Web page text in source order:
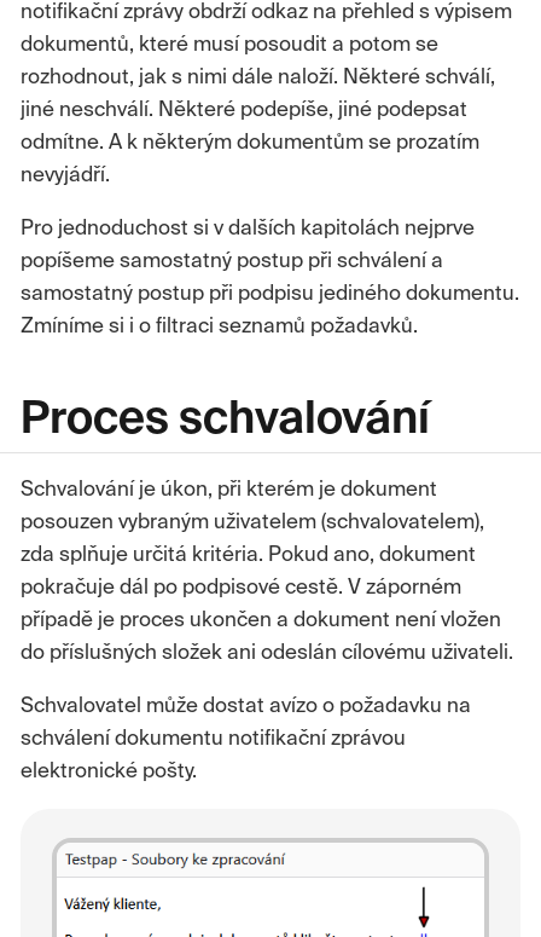
notifikační zprávy obdrží odkaz na přehled s výpisem
dokumentů, které musí posoudit a potom se
rozhodnout, jak s nimi dále naloží. Některé schválí,
jiné neschválí. Některé podepíše, jiné podepsat
odmítne. A k některým dokumentům se prozatím
nevyjádří.
Pro jednoduchost si v dalších kapitolách nejprve
popíšeme samostatný postup při schválení a
samostatný postup při podpisu jediného dokumentu.
Zmíníme si i o filtraci seznamů požadavků.
Proces schvalování
Schvalování je úkon, při kterém je dokument
posouzen vybraným uživatelem (schvalovatelem),
zda splňuje určitá kritéria. Pokud ano, dokument
pokračuje dál po podpisové cestě. V záporném
případě je proces ukončen a dokument není vložen
do příslušných složek ani odeslán cílovému uživateli.
Schvalovatel může dostat avízo o požadavku na
schválení dokumentu notifikační zprávou
elektronické pošty.